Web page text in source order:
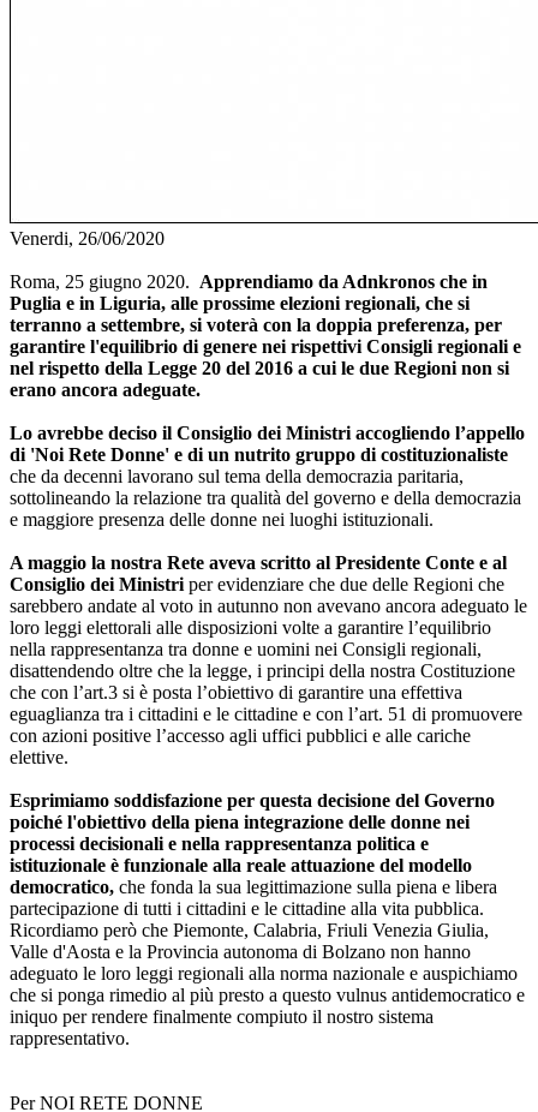
Venerdi, 26/06/2020
Roma, 25 giugno 2020. Apprendiamo da Adnkronos che in
Puglia e in Liguria, alle prossime elezioni regionali, che si
terranno a settembre, si voterà con la doppia preferenza, per
garantire l'equilibrio di genere nei rispettivi Consigli regionali e
nel rispetto della Legge 20 del 2016 a cui le due Regioni non si
erano ancora adeguate.
Lo avrebbe deciso il Consiglio dei Ministri accogliendo l’appello
di 'Noi Rete Donne' e di un nutrito gruppo di costituzionaliste
che da decenni lavorano sul tema della democrazia paritaria,
sottolineando la relazione tra qualità del governo e della democrazia
e maggiore presenza delle donne nei luoghi istituzionali.
A maggio la nostra Rete aveva scritto al Presidente Conte e al
Consiglio dei Ministriper evidenziare che due delle Regioni che
sarebbero andate al voto in autunno non avevano ancora adeguato le
loro leggi elettorali alle disposizioni volte a garantire l’equilibrio
nella rappresentanza tra donne e uomini nei Consigli regionali,
disattendendo oltre che la legge, i principi della nostra Costituzione
che con l’art.3 si è posta l’obiettivo di garantire una effettiva
eguaglianza tra i cittadini e le cittadine e con l’art. 51 di promuovere
con azioni positive l’accesso agli uffici pubblici e alle cariche
elettive.
Esprimiamo soddisfazione per questa decisione del Governo
poiché l'obiettivo della piena integrazione delle donne nei
processi decisionali e nella rappresentanza politica e
istituzionale è funzionale alla reale attuazione del modello
democratico, che fonda la sua legittimazione sulla piena e libera
partecipazione di tutti i cittadini e le cittadine alla vita pubblica.
Ricordiamo però che Piemonte, Calabria, Friuli Venezia Giulia,
Valle d'Aosta e la Provincia autonoma di Bolzano non hanno
adeguato le loro leggi regionali alla norma nazionale e auspichiamo
che si ponga rimedio al più presto a questo vulnus antidemocratico e
iniquo per rendere finalmente compiuto il nostro sistema
rappresentativo.
Per NOI RETE DONNE